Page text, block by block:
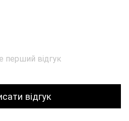
перший відгук
відгук